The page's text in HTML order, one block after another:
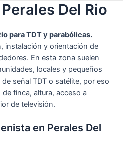
Del Rio
para TDT y parabólicas.
instalación y orientación de
En esta zona suelen
locales y pequeños
señal TDT o satélite, por eso
finca, altura, acceso a
de televisión.
en Perales Del